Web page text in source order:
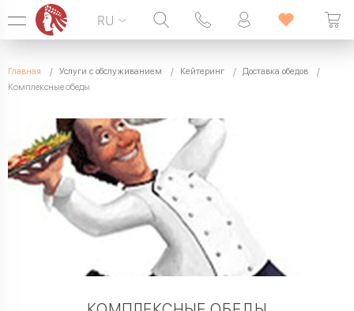
099 338 00 22
БЕЗ ВЫХОДНЫХ
RU
Главная Услуги с обслуживанием Кейтеринг
Доставка обедов
Комплексные обеды